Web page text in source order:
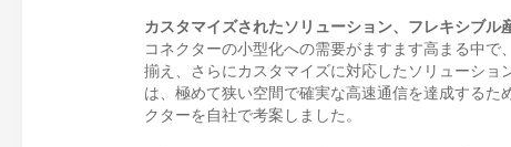
カスタマイズされたソリューション、フレキシブル
コネクターの小型化への需要がますます高まる中
揃え、さらにカスタマイズに対応したソリューシ
は、極めて狭い空間で確実な高速通信を達成する
クターを自社で考案しました。